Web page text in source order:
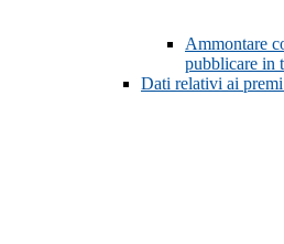
Ammontare
pubblicare in
Dati relativi ai premi